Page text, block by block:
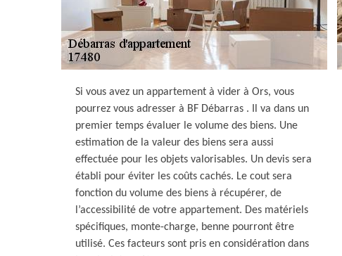
Si vous avez un appartement à vider à Ors, vous
pourrez vous adresser à BF Débarras . Il va dans un
premier temps évaluer le volume des biens. Une
estimation de la valeur des biens sera aussi
effectuée pour les objets valorisables. Un devis sera
établi pour éviter les coûts cachés. Le cout sera
fonction du volume des biens à récupérer, de
l’accessibilité de votre appartement. Des matériels
spécifiques, monte-charge, benne pourront être
utilisé. Ces facteurs sont pris en considération dans